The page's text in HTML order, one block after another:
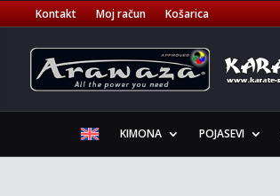
Kontakt Moj račun Košarica
KIMONA POJASEVI